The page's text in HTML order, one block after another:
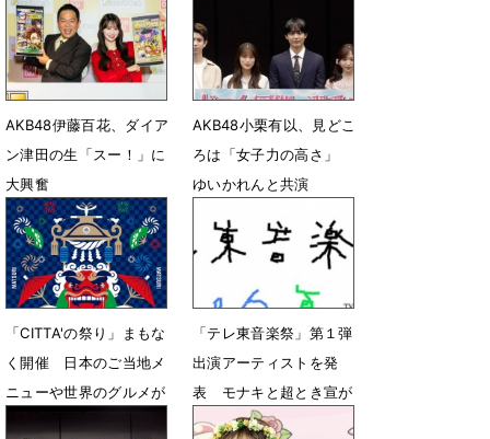
AKB48伊藤百花、ダイア
ン津田の生「スー！」に
大興奮
8月2日 07時02分
AKB48小栗有以、見どこ
ろは「女子力の高さ」
ゆいかれんと共演
「CITTA'の祭り」まもな
く開催 ⽇本のご当地メ
ニューや世界のグルメが
「テレ東音楽祭」第１弾
出演アーティストを発
表 モナキと超とき宣が
福岡の意外なスポットか